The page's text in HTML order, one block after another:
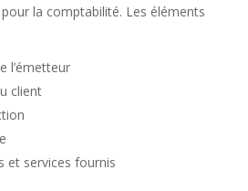
la comptabilité. Les éléments
l’émetteur
client
et services fournis